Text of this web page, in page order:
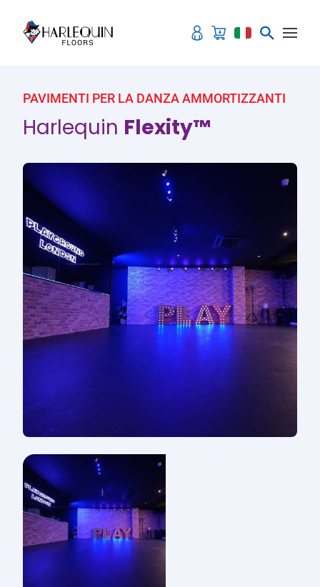
PAVIMENTI PER LA DANZA AMMORTIZZANTI
Harlequin Flexity™